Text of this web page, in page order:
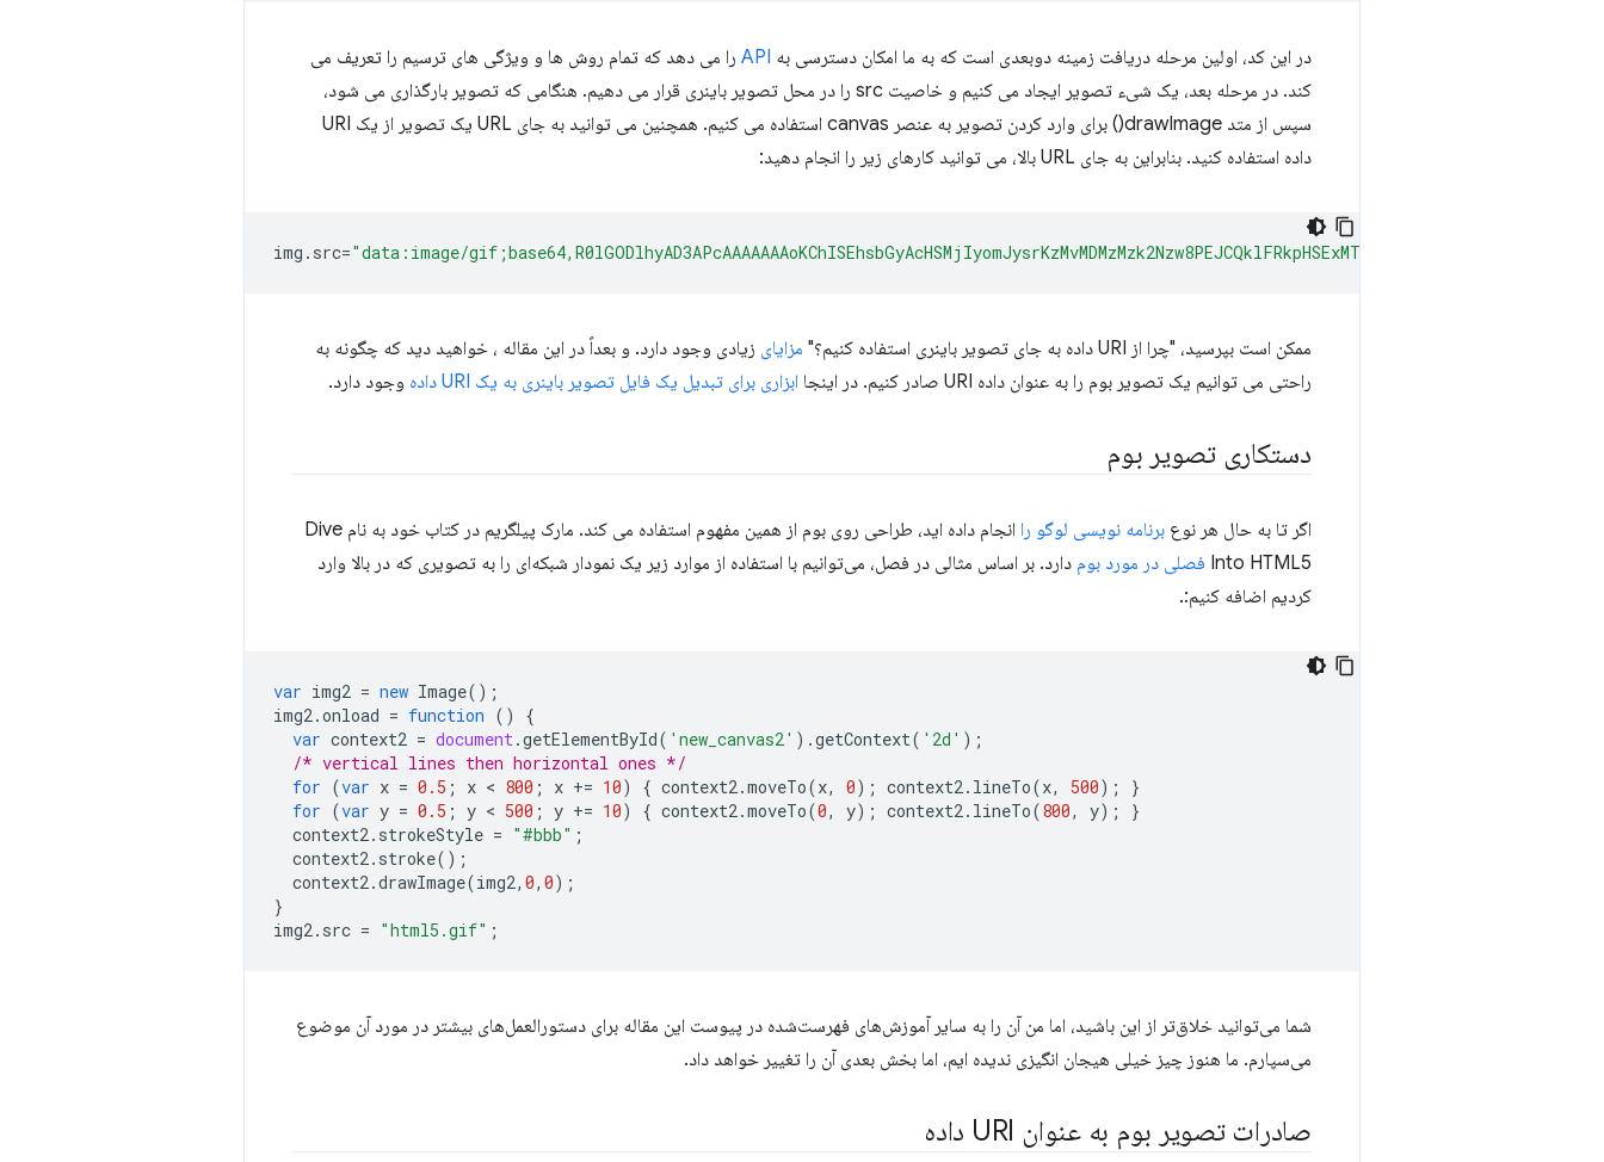
در این کد، اولین مرحله دریافت زمینه دوبعدی است که به ما امکان دسترسی به API را می دهد که تمام روش ها و ویژگی های ترسیم را تعریف می
کند. در مرحله بعد، یک شیء تصویر ایجاد می کنیم و خاصیت src را در محل تصویر باینری قرار می دهیم. هنگامی که تصویر بارگذاری می شود،
سپس از متد drawImage() برای وارد کردن تصویر به عنصر canvas استفاده می کنیم. همچنین می توانید به جای URL یک تصویر از یک URI
داده استفاده کنید. بنابراین به جای URL بالا، می توانید کارهای زیر را انجام دهید:
img . src="data:image/
ممکن است بپرسید، "چرا از URI داده به جای تصویر باینری استفاده کنیم؟" مزایای زیادی وجود دارد. و بعداً در این مقاله ، خواهید دید که چگونه به
راحتی می توانیم یک تصویر بوم را به عنوان داده URI صادر کنیم. در اینجا
ابزاری برای تبدیل یک فایل تصویر باینری به یک URI داده وجود دارد.
دستکاری تصویر بوم
اگر تا به حال هر نوع برنامه نویسی لوگو را
انجام داده اید، طراحی روی بوم از همین مفهوم استفاده می کند. مارک پیلگریم در کتاب خود به نام Dive
Into HTML5 فصلی در مورد بوم دارد. بر اساس مثالی در فصل، می‌توانیم با استفاده از موارد زیر یک نمودار شبکه‌ای را به تصویری که در بالا وارد
کردیم اضافه کنیم:.
var img2 = new Image();
img2.onload = function ()
{
var context2 = document.getElementById( 'new_canvas2' ).getContext( '2d' );
/* vertical lines then horizontal ones */
for (var x = 0.5 ; x < 800 ; x += 10) { context2.moveTo(x, 0); context2. lineTo(x, 500);
}
for (var y = 0.5 ; y < 500 ; y += 10) { context2.moveTo(0, y); context2. lineTo(800, y);
}
context2. strokeStyle = "#bbb" ;
context2. stroke();
context2.drawImage(img2, 0, 0);
}
img2. src = "html5.gif" ;
شما می‌توانید خلاق‌تر از این باشید، اما من آن را به سایر آموزش‌های فهرست‌شده در پیوست این مقاله برای دستورالعمل‌های بیشتر در مورد آن موضوع
می‌سپارم. ما هنوز چیز خیلی هیجان انگیزی ندیده ایم، اما بخش بعدی آن را تغییر خواهد داد.
صادرات تصویر بوم به عنوان URI داده